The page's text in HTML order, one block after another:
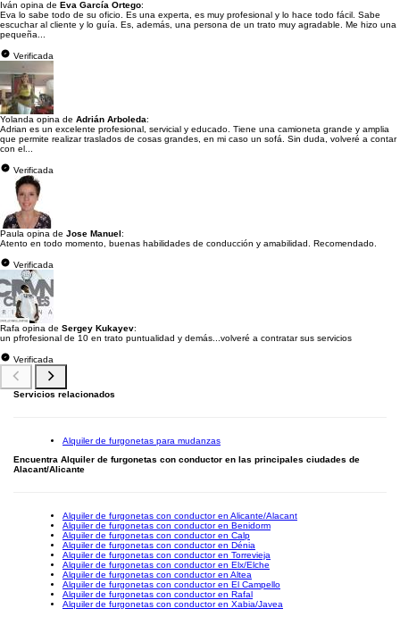
Iván opina de Eva García Ortego:
Eva lo sabe todo de su oficio. Es una experta, es muy profesional y lo hace todo fácil. Sabe
escuchar al cliente y lo guía. Es, además, una persona de un trato muy agradable. Me hizo una
pequeña...
Verificada
Yolanda opina de Adrián Arboleda:
Adrian es un excelente profesional, servicial y educado. Tiene una camioneta grande y amplia
que permite realizar traslados de cosas grandes, en mi caso un sofá. Sin duda, volveré a contar
con el...
Verificada
Paula opina de Jose Manuel:
Atento en todo momento, buenas habilidades de conducción y amabilidad. Recomendado.
Verificada
Rafa opina de Sergey Kukayev:
un pfrofesional de 10 en trato puntualidad y demás...volveré a contratar sus servicios
Verificada
Servicios relacionados
Alquiler de furgonetas para mudanzas
Encuentra Alquiler de furgonetas con conductor en las principales ciudades de
Alacant/Alicante
Alquiler de furgonetas con conductor en Alicante/Alacant
Alquiler de furgonetas con conductor en Benidorm
Alquiler de furgonetas con conductor en Calp
Alquiler de furgonetas con conductor en Dénia
Alquiler de furgonetas con conductor en Torrevieja
Alquiler de furgonetas con conductor en Elx/Elche
Alquiler de furgonetas con conductor en Altea
Alquiler de furgonetas con conductor en El Campello
Alquiler de furgonetas con conductor en Rafal
Alquiler de furgonetas con conductor en Xabia/Javea